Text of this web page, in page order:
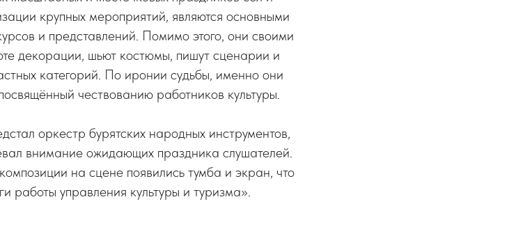
крупных мероприятий, являются основными
и представлений. Помимо этого, они своими
декорации, шьют костюмы, пишут сценарии и
категорий. По иронии судьбы, именно они
чествованию работников культуры.
оркестр бурятских народных инструментов,
внимание ожидающих праздника слушателей.
на сцене появились тумба и экран, что
работы управления культуры и туризма».